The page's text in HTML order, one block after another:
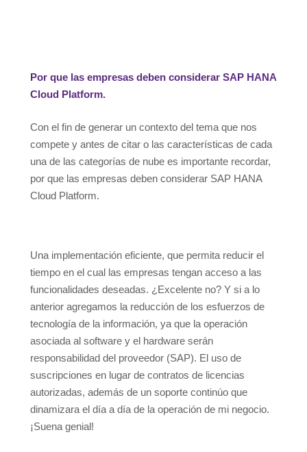
Por que las empresas deben considerar SAP HANA
Cloud Platform.
Con el fin de generar un contexto del tema que nos
compete y antes de citar o las características de cada
una de las categorías de nube es importante recordar,
por que las empresas deben considerar SAP HANA
Cloud Platform.
Una implementación eficiente, que permita reducir el
tiempo en el cual las empresas tengan acceso a las
funcionalidades deseadas. ¿Excelente no? Y si a lo
anterior agregamos la reducción de los esfuerzos de
tecnología de la información, ya que la operación
asociada al software y el hardware serán
responsabilidad del proveedor (SAP). El uso de
suscripciones en lugar de contratos de licencias
autorizadas, además de un soporte continúo que
dinamizara el día a día de la operación de mi negocio.
¡Suena genial!